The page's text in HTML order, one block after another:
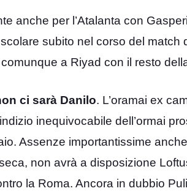
anche per l’Atalanta con
subito nel corso del match
a Riyad con il resto
ci sarà Danilo. L’oramai ex
inequivocabile dell’ormai
Assenze importantissime
non avrà a disposizione
la Roma. Ancora in dubbio